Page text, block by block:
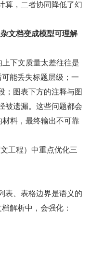
算，二者协同降低了幻
文档变成模型可理解
下文质量太差往往是
能丢失标题层级；一
；图表下方的注释与图
被遗漏。这些问题都会
材料，最终输出不可靠
工程）中重点优化三
表、表格边界是语义的
解析中，会强化：